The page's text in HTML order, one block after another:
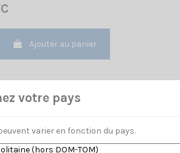
Ajouter au panier
votre pays
varier en fonction du pays.